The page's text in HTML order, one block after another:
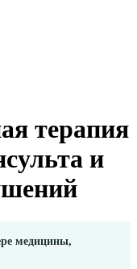
терапия
и
медицины,